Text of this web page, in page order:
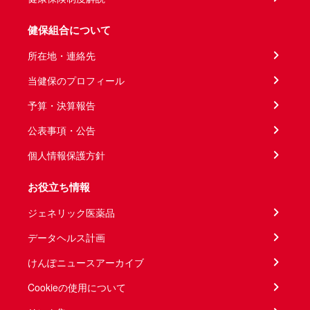
健保組合について
所在地・連絡先
当健保のプロフィール
予算・決算報告
公表事項・公告
個人情報保護方針
お役立ち情報
ジェネリック医薬品
データヘルス計画
けんぽニュースアーカイブ
Cookieの使用について